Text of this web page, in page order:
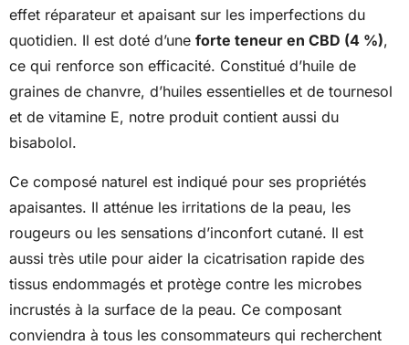
effet réparateur et apaisant sur les imperfections du
quotidien. Il est doté d’une forte teneur en CBD (4 %),
ce qui renforce son efficacité. Constitué d’huile de
graines de chanvre, d’huiles essentielles et de tournesol
et de vitamine E, notre produit contient aussi du
bisabolol.
Ce composé naturel est indiqué pour ses propriétés
apaisantes. Il atténue les irritations de la peau, les
rougeurs ou les sensations d’inconfort cutané. Il est
aussi très utile pour aider la cicatrisation rapide des
tissus endommagés et protège contre les microbes
incrustés à la surface de la peau. Ce composant
conviendra à tous les consommateurs qui recherchent